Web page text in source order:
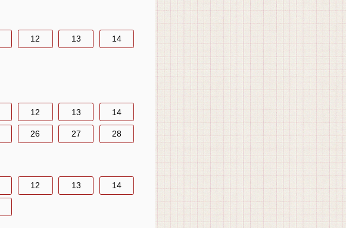
12 13 14
12 13 14
26 27 28
12 13 14